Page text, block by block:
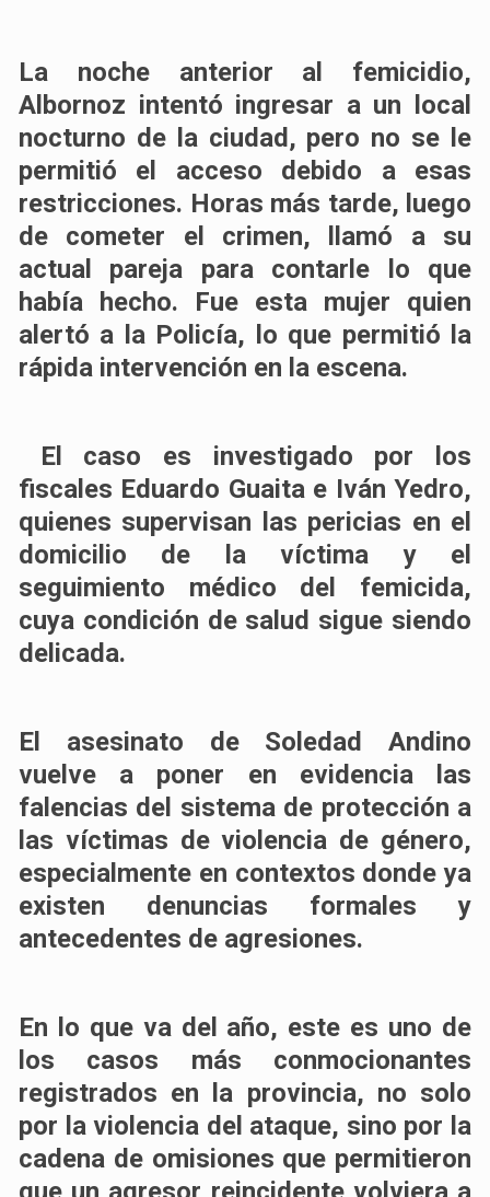
La noche anterior al femicidio,
Albornoz intentó ingresar a un local
nocturno de la ciudad, pero no se le
permitió el acceso debido a esas
restricciones. Horas más tarde, luego
de cometer el crimen, llamó a su
actual pareja para contarle lo que
había hecho. Fue esta mujer quien
alertó a la Policía, lo que permitió la
rápida intervención en la escena.
El caso es investigado por los
fiscales Eduardo Guaita e Iván Yedro,
quienes supervisan las pericias en el
domicilio de la víctima y el
seguimiento médico del femicida,
cuya condición de salud sigue siendo
delicada.
El asesinato de Soledad Andino
vuelve a poner en evidencia las
falencias del sistema de protección a
las víctimas de violencia de género,
especialmente en contextos donde ya
existen denuncias formales y
antecedentes de agresiones.
En lo que va del año, este es uno de
los casos más conmocionantes
registrados en la provincia, no solo
por la violencia del ataque, sino por la
cadena de omisiones que permitieron